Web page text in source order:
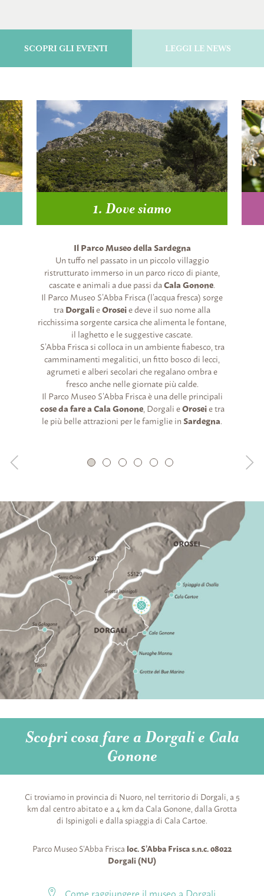
SCOPRI GLI EVENTI LEGGI LE NEWS
1. Dove siamo
Il Parco Museo della Sardegna
Un tuffo nel passato in un piccolo villaggio
ristrutturato immerso in un parco ricco di piante,
cascate e animali a due passi daCala Gonone.
Il Parco Museo S’Abba Frisca (l’acqua fresca) sorge
traDorgalieOroseie deve il suo nome alla
ricchissima sorgente carsica che alimenta le fontane,
il laghetto e le suggestive cascate.
S’Abba Frisca si colloca in un ambiente fiabesco, tra
camminamenti megalitici, un fitto bosco di lecci,
agrumeti e alberi secolari che regalano ombra e
fresco anche nelle giornate più calde.
Il Parco Museo S’Abba Frisca è una delle principali
cose da fare a Cala Gonone, Dorgali eOroseie tra
le più belle attrazioni per le famiglie in Sardegna.
Scopri cosa fare a Dorgali e Cala
Gonone
Ci troviamo in provincia di Nuoro, nel territorio di Dorgali, a 5
km dal centro abitato e a 4 km da Cala Gonone, dalla Grotta
di Ispinigoli e dalla spiaggia di Cala Cartoe.
Parco Museo S’Abba Frisca loc. S’Abba Frisca s.n.c. 08022
Dorgali (NU)